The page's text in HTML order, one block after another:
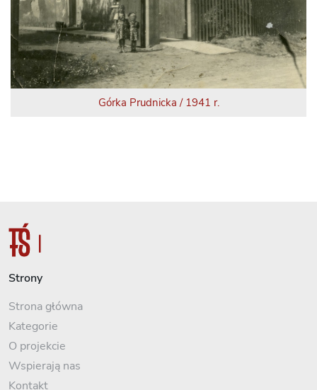
Górka Prudnicka / 1941 r.
Strony
Strona główna
Kategorie
O projekcie
Wspierają nas
Kontakt